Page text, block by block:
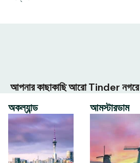
আপনার কাছাকাছি আরো Tinder নগরে
অকল্যান্ড
আমস্টারডাম